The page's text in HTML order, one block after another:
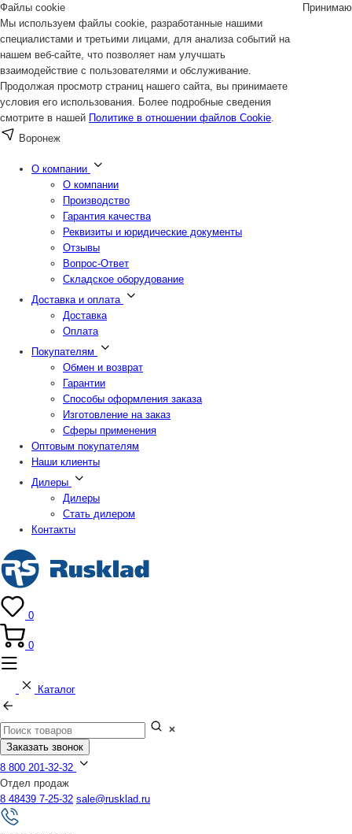
Файлы cookie
Мы используем файлы cookie, разработанные нашими
специалистами и третьими лицами, для анализа событий на
нашем веб-сайте, что позволяет нам улучшать
взаимодействие с пользователями и обслуживание.
Продолжая просмотр страниц нашего сайта, вы принимаете
условия его использования. Более подробные сведения
смотрите в нашей Политике в отношении файлов Cookie.
Принимаю
Воронеж
О компании
О компании
Производство
Гарантия качества
Реквизиты и юридические документы
Отзывы
Вопрос-Ответ
Складское оборудование
Доставка и оплата
Доставка
Оплата
Покупателям
Обмен и возврат
Гарантии
Способы оформления заказа
Изготовление на заказ
Сферы применения
Оптовым покупателям
Наши клиенты
Дилеры
Дилеры
Стать дилером
Контакты
0
0
Каталог
Заказать звонок
8 800 201-32-32
Отдел продаж
8 48439 7-25-32 sale@rusklad.ru